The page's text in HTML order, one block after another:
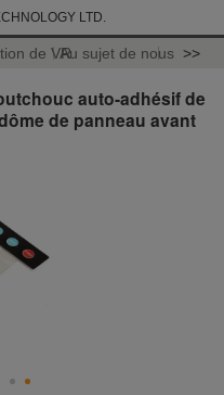
LTD.
de VRAu sujet de nous >>
auto-adhésif de
de panneau avant